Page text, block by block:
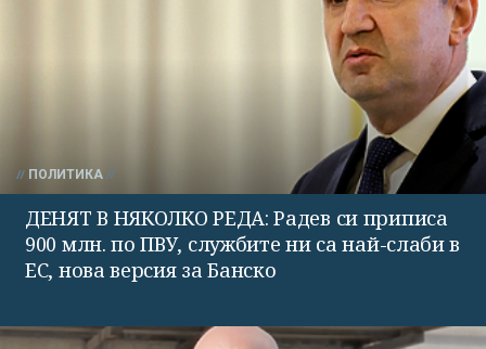
ПОЛИТИКА
ДЕНЯТ В НЯКОЛКО РЕДА: Радев си приписа
900 млн. по ПВУ, службите ни са най-слаби в
ЕС, нова версия за Банско